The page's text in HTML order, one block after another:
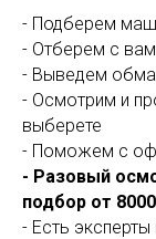
- Подберем
- Отберем с
- Выведем
- Осмотрим и
выберете
- Поможем с
- Разовый
подбор от 8000
- Есть